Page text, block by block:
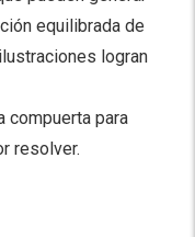
equilibrada de
logran
compuerta para
resolver.